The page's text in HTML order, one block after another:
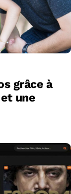
grâce à
une